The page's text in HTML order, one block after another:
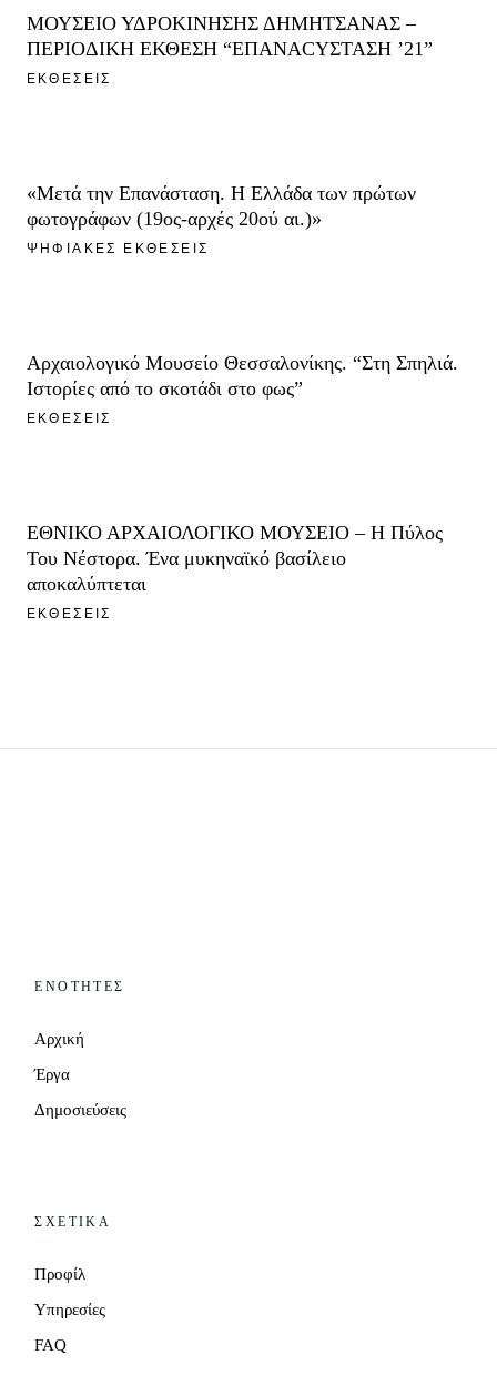
ΜΟΥΣΕΙΟ ΥΔΡΟΚΙΝΗΣΗΣ ΔΗΜΗΤΣΑΝΑΣ –
ΠΕΡΙΟΔΙΚΗ ΕΚΘΕΣΗ “ΕΠΑΝΑCΥΣΤΑΣΗ ’21”
ΕΚΘΕΣΕΙΣ
«Μετά την Επανάσταση. Η Ελλάδα των πρώτων
φωτογράφων (19ος-αρχές 20ού αι.)»
ΨΗΦΙΑΚΕΣ ΕΚΘΕΣΕΙΣ
Αρχαιολογικό Μουσείο Θεσσαλονίκης. “Στη Σπηλιά.
Ιστορίες από το σκοτάδι στο φως”
ΕΚΘΕΣΕΙΣ
ΕΘΝΙΚΟ ΑΡΧΑΙΟΛΟΓΙΚΟ ΜΟΥΣΕΙΟ – Η Πύλος
Του Νέστορα. Ένα μυκηναϊκό βασίλειο
αποκαλύπτεται
ΕΚΘΕΣΕΙΣ
ΕΝΟΤΗΤΕΣ
Αρχική
Έργα
Δημοσιεύσεις
ΣΧΕΤΙΚΑ
Προφίλ
Υπηρεσίες
FAQ